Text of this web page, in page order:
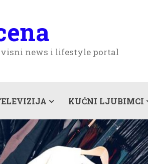
news i lifestyle portal
KUĆNI LJUBIMCI